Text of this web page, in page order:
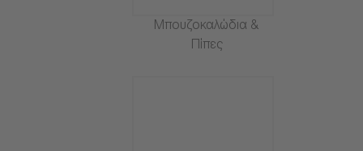
Μπουζοκαλώδια &
Πίπες